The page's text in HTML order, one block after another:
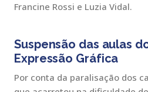
Francine Rossi e Luzia Vidal.
Suspensão das aulas
Expressão Gráfica
Por conta da paralisação dos